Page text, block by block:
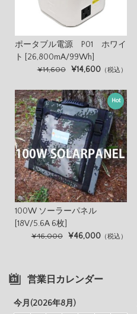
ポータブル電源 P01 ホワイ
ト [26,800mA/99Wh]
¥14,600 ¥14,600 （税込）
Hot
100W ソーラーパネル
[18V/5.6A 6枚]
¥46,000 ¥46,000 （税込）
営業日カレンダー
今月(2026年8月)